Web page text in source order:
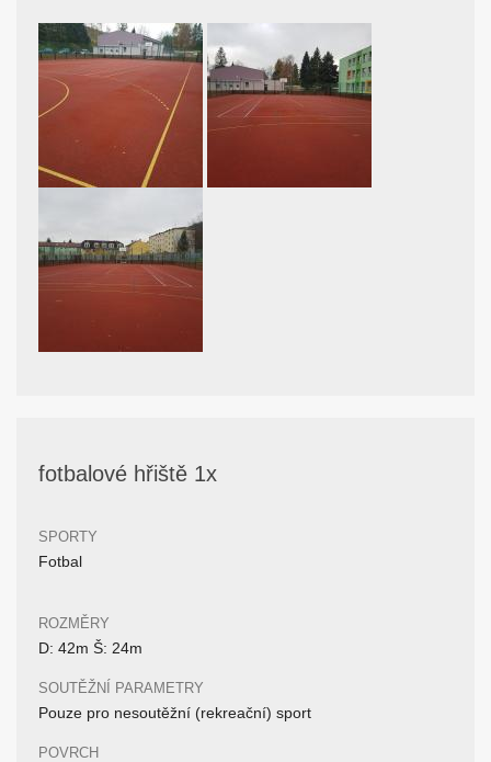
fotbalové hřiště 1x
SPORTY
Fotbal
ROZMĚRY
D: 42m Š: 24m
SOUTĚŽNÍ PARAMETRY
Pouze pro nesoutěžní (rekreační) sport
POVRCH